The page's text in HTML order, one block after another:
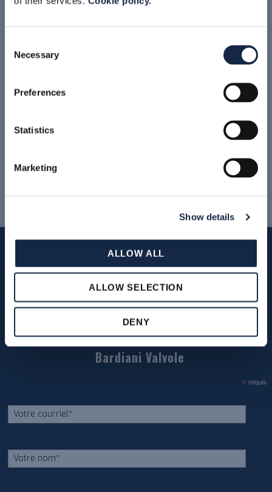
Selection
Necessary
Preferences
Statistics
Marketing
Show details
ALLOW ALL
ALLOW SELECTION
DENY
LA FORME DE BARDIANI VALVOLE
Inscrivez-vous à notre bulletin d’information
Bardiani Valvole
* requis